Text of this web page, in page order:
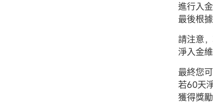
進行入
最後根
請注意
淨入金
最終您
若60天
獲得獎勵